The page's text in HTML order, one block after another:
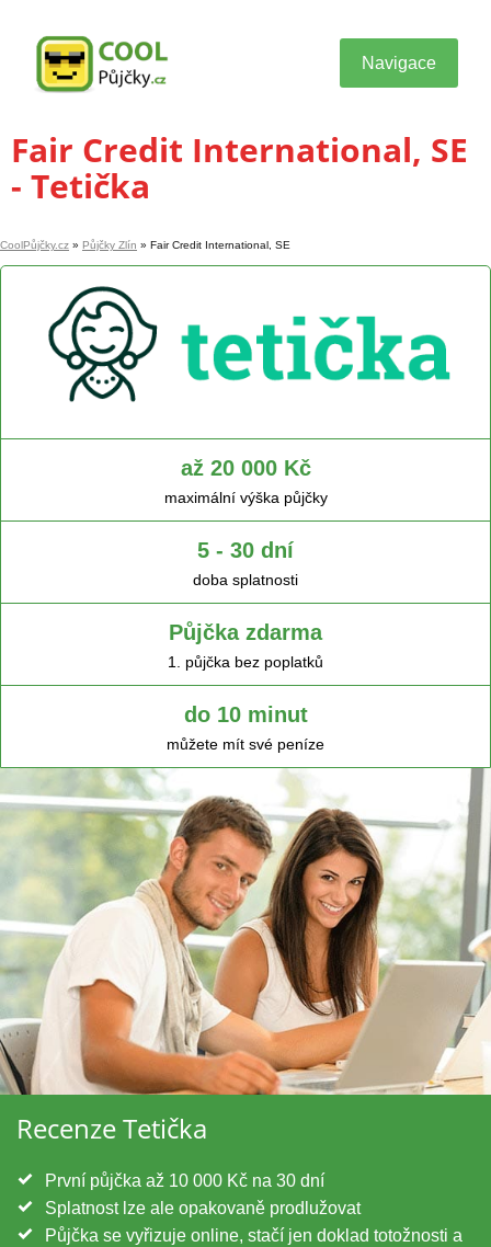
Navigace
Fair Credit International, SE
- Tetička
CoolPůjčky.cz » Půjčky Zlín » Fair Credit International, SE
až 20 000 Kč
maximální výška půjčky
5 - 30 dní
doba splatnosti
Půjčka zdarma
1. půjčka bez poplatků
do 10 minut
můžete mít své peníze
Recenze Tetička
První půjčka až 10 000 Kč na 30 dní
Splatnost lze ale opakovaně prodlužovat
Půjčka se vyřizuje online, stačí jen doklad totožnosti a